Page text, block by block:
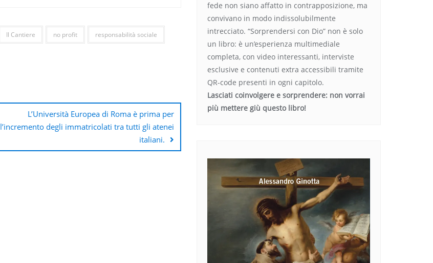
Il Cantiere no profit responsabilità sociale
L’Università Europea di Roma è prima per
l’incremento degli immatricolati tra tutti gli atenei
italiani.
fede non siano affatto in contrapposizione, ma
convivano in modo indissolubilmente
intrecciato. “Sorprendersi con Dio” non è solo
un libro: è un’esperienza multimediale
completa, con video interessanti, interviste
esclusive e contenuti extra accessibili tramite
QR-code presenti in ogni capitolo.
Lasciati coinvolgere e sorprendere: non vorrai
più mettere giù questo libro!